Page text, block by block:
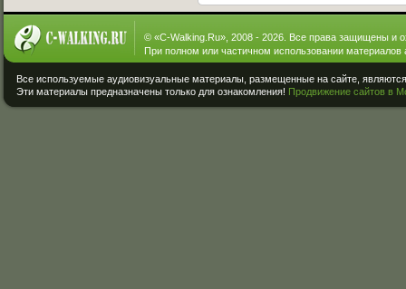
© «C-Walking.Ru», 2008 - 2026. Все права защищены и
При полном или частичном использовании материалов
Все используемые аудиовизуальные материалы, размещенные на сайте,
Эти материалы предназначены только для ознакомления! Продвижение сайтов в